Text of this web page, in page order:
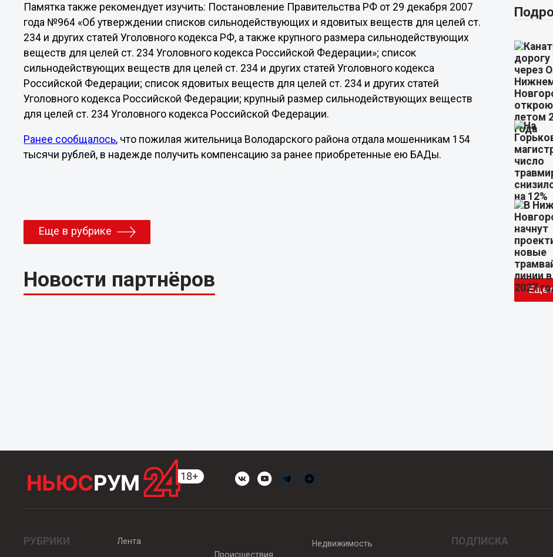
Памятка также рекомендует изучить: Постановление Правительства РФ от 29 декабря 2007
года №964 «Об утверждении списков сильнодействующих и ядовитых веществ для целей ст.
234 и других статей Уголовного кодекса РФ, а также крупного размера сильнодействующих
веществ для целей ст. 234 Уголовного кодекса Российской Федерации»; список
сильнодействующих веществ для целей ст. 234 и других статей Уголовного кодекса
Российской Федерации; список ядовитых веществ для целей ст. 234 и других статей
Уголовного кодекса Российской Федерации; крупный размер сильнодействующих веществ
для целей ст. 234 Уголовного кодекса Российской Федерации.
Ранее сообщалось, что пожилая жительница Володарского района отдала мошенникам 154
тысячи рублей, в надежде получить компенсацию за ранее приобретенные ею БАДы.
Еще в рубрике
Новости партнёров Еще
РУБРИКИ
Лента
Происшествия
Недвижимость ПОДПИСКА